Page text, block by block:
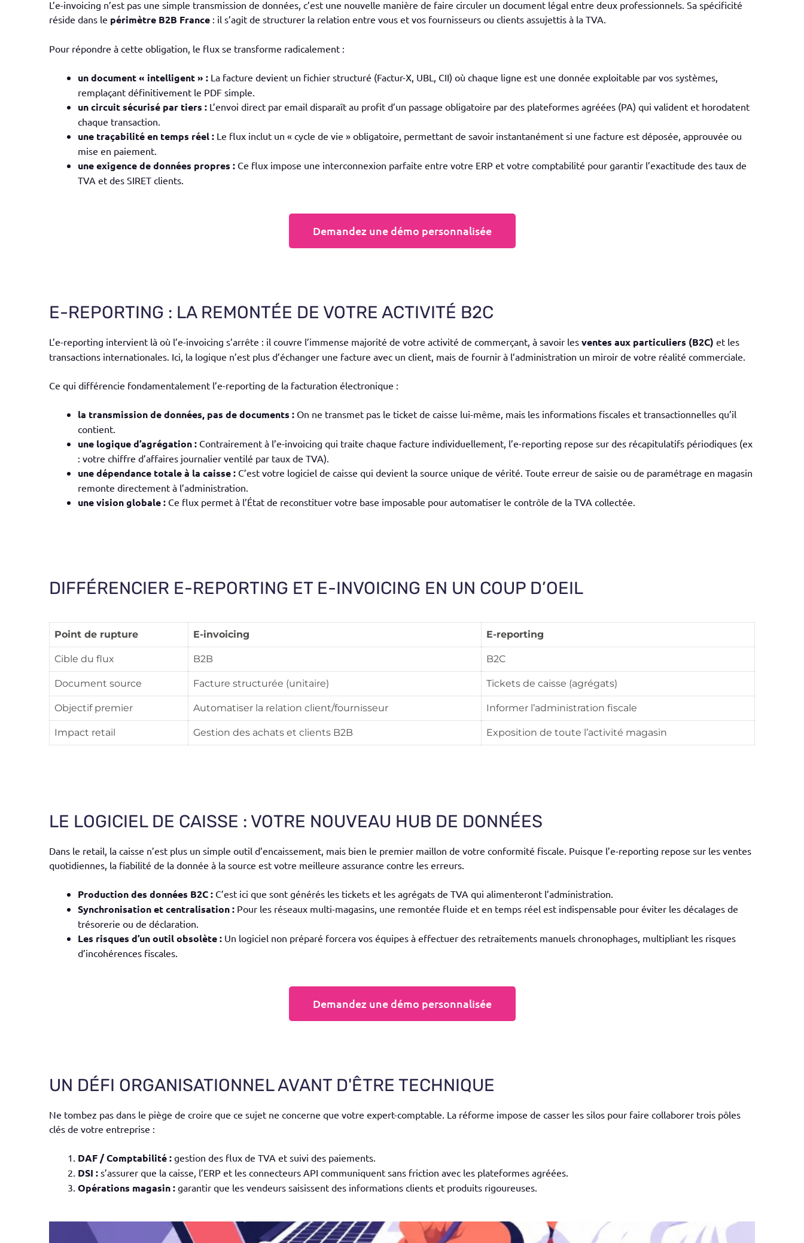
L’e-invoicing n’est pas une simple transmission de données, c’est une nouvelle manière de faire circuler un document légal entre deux professionnels. Sa spécificité
réside dans le périmètre B2B France : il s’agit de structurer la relation entre vous et vos fournisseurs ou clients assujettis à la TVA.
Pour répondre à cette obligation, le flux se transforme radicalement :
un document « intelligent » : La facture devient un fichier structuré (Factur-X, UBL, CII) où chaque ligne est une donnée exploitable par vos systèmes,
remplaçant définitivement le PDF simple.
un circuit sécurisé par tiers : L’envoi direct par email disparaît au profit d’un passage obligatoire par des plateformes agréées (PA) qui valident et horodatent
chaque transaction.
une traçabilité en temps réel : Le flux inclut un « cycle de vie » obligatoire, permettant de savoir instantanément si une facture est déposée, approuvée ou
mise en paiement.
une exigence de données propres : Ce flux impose une interconnexion parfaite entre votre ERP et votre comptabilité pour garantir l’exactitude des taux de
TVA et des SIRET clients.
Demandez une démo personnalisée
E-REPORTING : LA REMONTÉE DE VOTRE ACTIVITÉ B2C
L’e-reporting intervient là où l’e-invoicing s’arrête : il couvre l’immense majorité de votre activité de commerçant, à savoir les ventes aux particuliers (B2C) et les
transactions internationales. Ici, la logique n’est plus d’échanger une facture avec un client, mais de fournir à l’administration un miroir de votre réalité commerciale.
Ce qui différencie fondamentalement l’e-reporting de la facturation électronique :
la transmission de données, pas de documents : On ne transmet pas le ticket de caisse lui-même, mais les informations fiscales et transactionnelles qu’il
contient.
une logique d’agrégation : Contrairement à l’e-invoicing qui traite chaque facture individuellement, l’e-reporting repose sur des récapitulatifs périodiques (ex
: votre chiffre d’affaires journalier ventilé par taux de TVA).
une dépendance totale à la caisse : C’est votre logiciel de caisse qui devient la source unique de vérité. Toute erreur de saisie ou de paramétrage en magasin
remonte directement à l’administration.
une vision globale : Ce flux permet à l’État de reconstituer votre base imposable pour automatiser le contrôle de la TVA collectée.
DIFFÉRENCIER E-REPORTING ET E-INVOICING EN UN COUP D’OEIL
Point de rupture E-invoicing E-reporting
Cible du flux B2B B2C
Document source Facture structurée (unitaire) Tickets de caisse (agrégats)
Objectif premier Automatiser la relation client/fournisseur Informer l’administration fiscale
Impact retail Gestion des achats et clients B2B Exposition de toute l’activité magasin
LE LOGICIEL DE CAISSE : VOTRE NOUVEAU HUB DE DONNÉES
Dans le retail, la caisse n’est plus un simple outil d’encaissement, mais bien le premier maillon de votre conformité fiscale. Puisque l’e-reporting repose sur les ventes
quotidiennes, la fiabilité de la donnée à la source est votre meilleure assurance contre les erreurs.
Production des données B2C : C’est ici que sont générés les tickets et les agrégats de TVA qui alimenteront l’administration.
Synchronisation et centralisation : Pour les réseaux multi-magasins, une remontée fluide et en temps réel est indispensable pour éviter les décalages de
trésorerie ou de déclaration.
Les risques d’un outil obsolète : Un logiciel non préparé forcera vos équipes à effectuer des retraitements manuels chronophages, multipliant les risques
d’incohérences fiscales.
Demandez une démo personnalisée
UN DÉFI ORGANISATIONNEL AVANT D'ÊTRE TECHNIQUE
Ne tombez pas dans le piège de croire que ce sujet ne concerne que votre expert-comptable. La réforme impose de casser les silos pour faire collaborer trois pôles
clés de votre entreprise :
DAF / Comptabilité : gestion des flux de TVA et suivi des paiements.
DSI : s’assurer que la caisse, l’ERP et les connecteurs API communiquent sans friction avec les plateformes agréées.
Opérations magasin : garantir que les vendeurs saisissent des informations clients et produits rigoureuses.